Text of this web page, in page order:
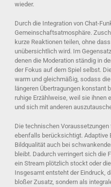
wieder.
Durch die Integration von Chat-
Gemeinschaftsatmosphäre.
kurze Reaktionen teilen, ohne
unübersichtlich wird. Im
denen die Moderation ständig in
der Fokus auf dem Spiel selbst.
warm und gleichmäßig, sodass
längeren Übertragungen konstant
ruhige Erzählweise, weil sie ihnen
und sich mit anderen
Die technischen
ebenfalls berücksichtigt. Adaptive
Bildqualität auch bei
bleibt. Dadurch verringert sich die
ein Stream plötzlich stockt oder
Insgesamt entsteht der Eindruck,
bloßer Zusatz, sondern als